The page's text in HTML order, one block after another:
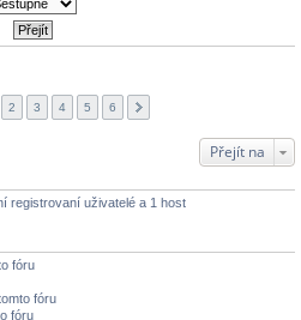
2 3 4 5 6
Přejít na
registrovaní uživatelé a 1 host
fóru
fóru
fóru